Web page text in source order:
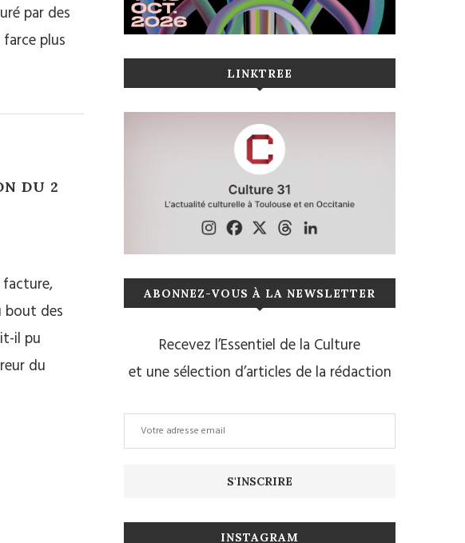
par des
plus
DU 2
facture,
bout des
il pu
du
LINKTREE
ABONNEZ-VOUS À LA NEWSLETTER
Recevez l’Essentiel de la Culture
et une sélection d’articles de la rédaction
INSTAGRAM